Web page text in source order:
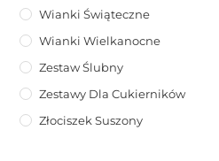
Wianki Świąteczne
Wianki Wielkanocne
Zestaw Ślubny
Zestawy Dla Cukierników
Złociszek Suszony